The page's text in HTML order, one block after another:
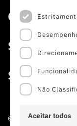
Prémios
Notas de Imprensa
Subscrever
Subscrever Direct
Agenda
Publicações
Concursos
Concursos Abertos
Concursos
Concursos
Calendarização
Serviços
Serviços digitais:
Arquivo,
Acesso a dados
Sobre
A FCT
Estudos e
©2022 · Fundação
Não
Aceitar todos